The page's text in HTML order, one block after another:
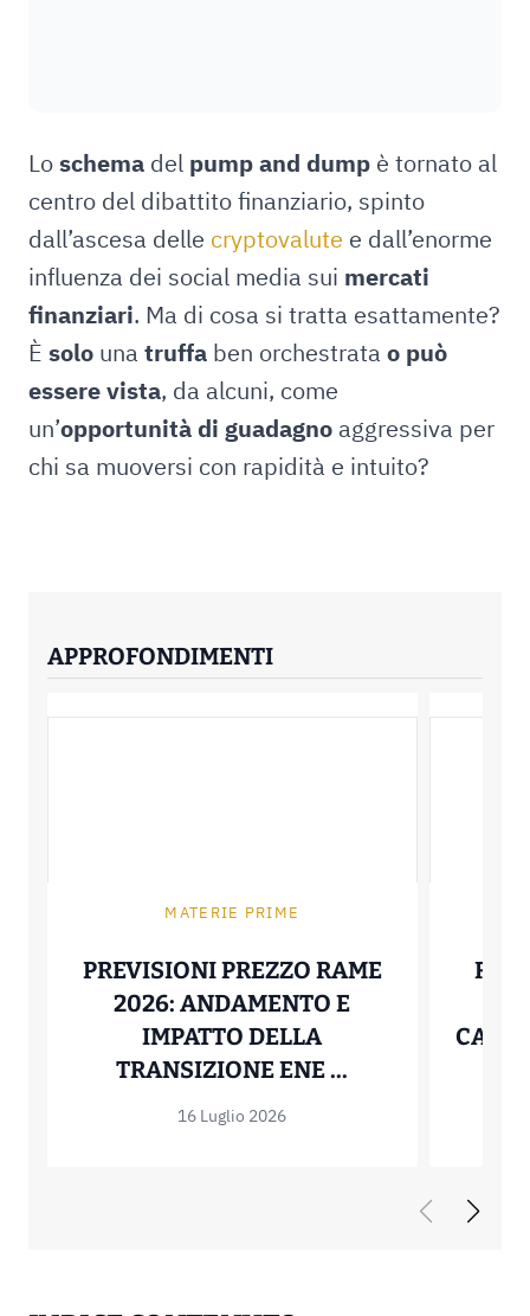
Loschema del pump and dump è tornato al
centro del dibattito finanziario, spinto
dall’ascesa delle cryptovalute e dall’enorme
influenza dei social media sui mercati
finanziari. Ma di cosa si tratta esattamente?
È solo una truffa ben orchestrata o può
essere vista, da alcuni, come
un’opportunità di guadagno aggressiva per
chi sa muoversi con rapidità e intuito?
APPROFONDIMENTI
MATERIE PRIME
PREVISIONI PREZZO RAME
2026: ANDAMENTO E
IMPATTO DELLA
TRANSIZIONE ENE ...
16 Luglio 2026